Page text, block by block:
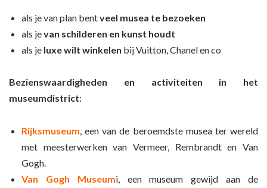
als je van plan bentveel musea te bezoeken
als jevan schilderen en kunst houdt
als je luxewilt winkelen bij Vuitton, Chanel en co
Bezienswaardigheden en activiteiten in het
museumdistrict:
Rijksmuseum , een van de beroemdste musea ter wereld
met meesterwerken van Vermeer, Rembrandt en Van
Gogh.
Van Gogh Museumi, een museum gewijd aan de